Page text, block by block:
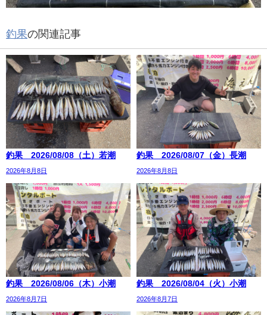
釣果の関連記事
釣果 2026/08/08（土）若潮
2026年8月8日
釣果 2026/08/07（金）長潮
2026年8月8日
釣果 2026/08/06（木）小潮
2026年8月7日
釣果 2026/08/04（火）小潮
2026年8月7日